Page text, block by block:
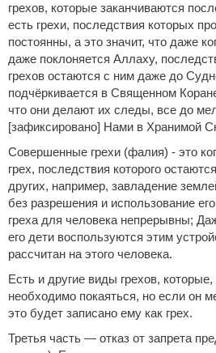
грехов, которые заканчиваются
есть грехи, последствия которых
постоянны, а это значит, что даже
даже поклоняется Аллаху,
грехов остаются с ним даже до
подчёркивается в Священном
что они делают их следы, все до
[зафиксировано] Нами в Хранимой
Совершенные грехи (фалия) - это
грех, последствия которого
других, например, завладение
без разрешения и использование
греха для человека непрерывны;
его дети воспользуются этим
рассчитан на этого человека.
Есть и другие виды грехов,
необходимо покаяться, но если он
это будет записано ему как грех.
Третья часть — отказ от запрета